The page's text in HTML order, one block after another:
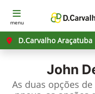
menu
D.Carvalho Araçatuba
John
As duas opções